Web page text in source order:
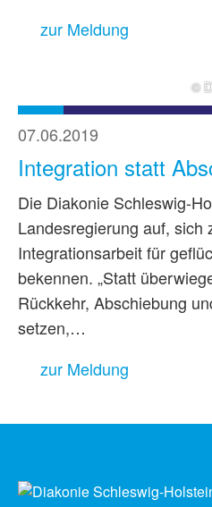
zur Meldung
©
07.06.2019
Integration statt
Die Diakonie Schleswig-
Landesregierung auf, sich
Integrationsarbeit für
bekennen. „Statt
Rückkehr, Abschiebung
setzen,…
zur Meldung